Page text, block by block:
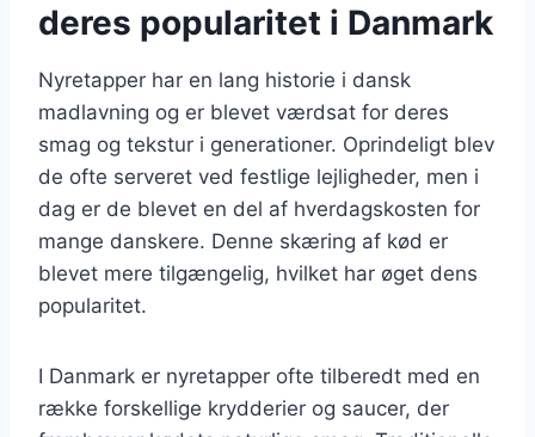
deres popularitet i Danmark
Nyretapper har en lang historie i dansk
madlavning og er blevet værdsat for deres
smag og tekstur i generationer. Oprindeligt blev
de ofte serveret ved festlige lejligheder, men i
dag er de blevet en del af hverdagskosten for
mange danskere. Denne skæring af kød er
blevet mere tilgængelig, hvilket har øget dens
popularitet.
I Danmark er nyretapper ofte tilberedt med en
række forskellige krydderier og saucer, der